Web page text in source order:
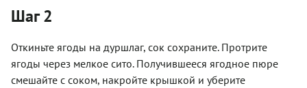
Шаг 2
Откиньте ягоды на дуршлаг, сок сохраните. Протрите
ягоды через мелкое сито. Получившееся ягодное пюре
смешайте с соком, накройте крышкой и уберите